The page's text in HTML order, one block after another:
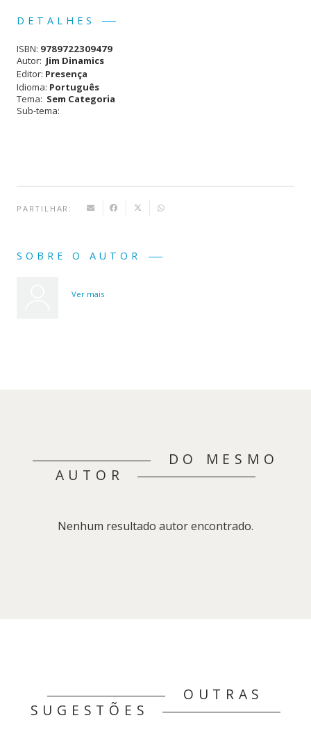
3,28 €.
Estrelas
DETALHES
ISBN: 9789722309479
Autor: Jim Dinamics
Editor: Presença
Idioma: Português
Tema: Sem Categoria
Sub-tema:
PARTILHAR:
SOBRE O AUTOR
Ver mais
DO MESMO
AUTOR
Nenhum resultado autor encontrado.
OUTRAS
SUGESTÕES